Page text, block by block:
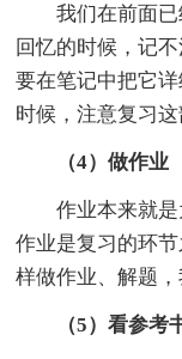
我们在前面已
回忆的时候，记
要在笔记中把它
时候，注意复习这
（4）做作业
作业本来就是
作业是复习的环
样做作业、解题
（5）看参考